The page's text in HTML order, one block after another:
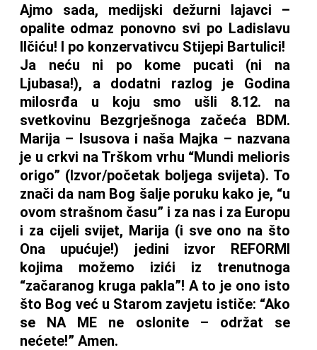
Ajmo sada, medijski dežurni lajavci –
opalite odmaz ponovno svi po Ladislavu
Ilčiću! I po konzervativcu Stijepi Bartulici!
Ja neću ni po kome pucati (ni na
Ljubasa!), a dodatni razlog je Godina
milosrđa u koju smo ušli 8.12. na
svetkovinu Bezgrješnoga začeća BDM.
Marija – Isusova i naša Majka – nazvana
je u crkvi na Trškom vrhu “Mundi melioris
origo” (Izvor/početak boljega svijeta). To
znači da nam Bog šalje poruku kako je, “u
ovom strašnom času” i za nas i za Europu
i za cijeli svijet, Marija (i sve ono na što
Ona upućuje!) jedini izvor REFORMI
kojima možemo izići iz trenutnoga
“začaranog kruga pakla”! A to je ono isto
što Bog već u Starom zavjetu ističe: “Ako
se NA ME ne oslonite – održat se
nećete!” Amen.